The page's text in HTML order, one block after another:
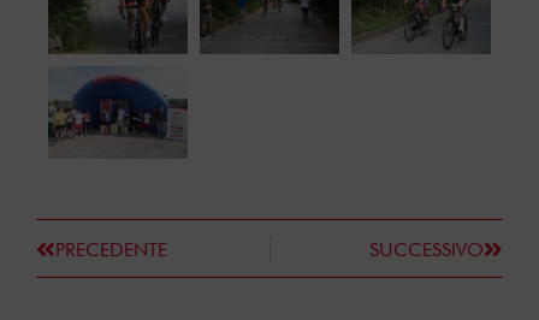
PRECEDENTE SUCCESSIVO